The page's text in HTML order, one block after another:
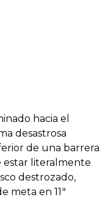
hacia el
desastrosa
de una barrera
estar literalmente
destrozado,
meta en 11ª